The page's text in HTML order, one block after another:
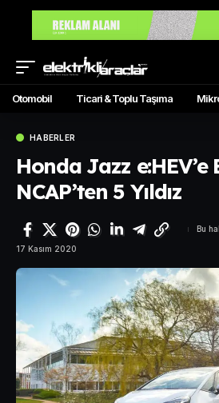
Otomobil Ticari & Toplu Taşıma
HABERLER
Honda Jazz e:HEV’e
NCAP’ten 5 Yıldız
17 Kasım 2020
Bu